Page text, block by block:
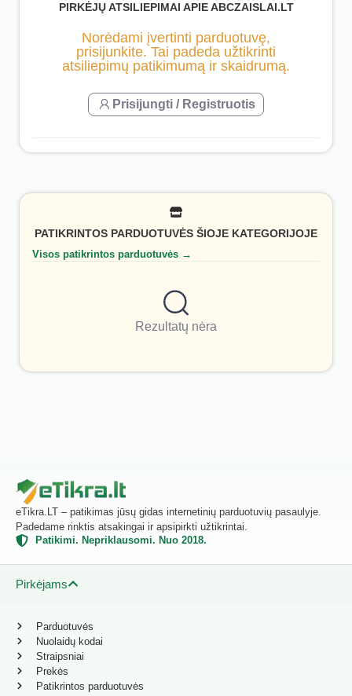
PIRKĖJŲ ATSILIEPIMAI APIE ABCZAISLAI.LT
Norėdami įvertinti parduotuvę,
prisijunkite. Tai padeda užtikrinti
atsiliepimų patikimumą ir skaidrumą.
Prisijungti / Registruotis
PATIKRINTOS PARDUOTUVĖS ŠIOJE KATEGORIJOJE
Visos patikrintos parduotuvės →
Rezultatų nėra
eTikra.LT – patikimas jūsų gidas internetinių parduotuvių pasaulyje.
Padedame rinktis atsakingai ir apsipirkti užtikrintai.
Patikimi. Nepriklausomi. Nuo 2018.
Pirkėjams
Parduotuvės
Nuolaidų kodai
Straipsniai
Prekės
Patikrintos parduotuvės